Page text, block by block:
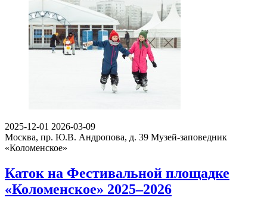
2025-12-01 2026-03-09
Москва, пр. Ю.В. Андропова, д. 39 Музей-заповедник
«Коломенское»
Каток на Фестивальной площадке
«Коломенское» 2025–2026